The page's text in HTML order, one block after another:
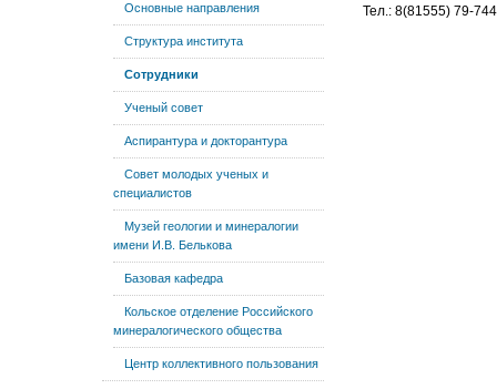
Тел.: 8(81555) 79-
Основные направления
Структура института
Сотрудники
Ученый совет
Аспирантура и докторантура
Совет молодых ученых и
специалистов
Музей геологии и минералогии
имени И.В. Белькова
Базовая кафедра
Кольское отделение Российского
минералогического общества
Центр коллективного пользования